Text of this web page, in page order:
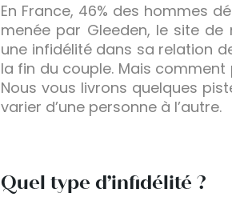
En France, 46% des hommes
menée par Gleeden, le site
une infidélité dans sa relation
la fin du couple. Mais
Nous vous livrons quelques
varier d’une personne à l’autre.
Quel type d’infidélité ?